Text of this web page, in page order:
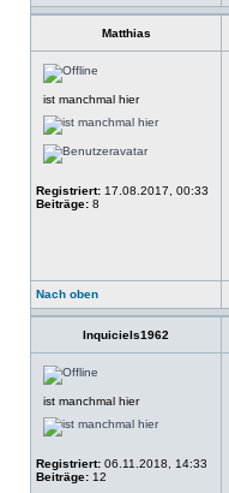
Matthias
ist manchmal hier
Registriert: 17.08.2017, 00:33
Beiträge: 8
Nach oben
Inquiciels1962
ist manchmal hier
Registriert: 06.11.2018, 14:33
Beiträge: 12